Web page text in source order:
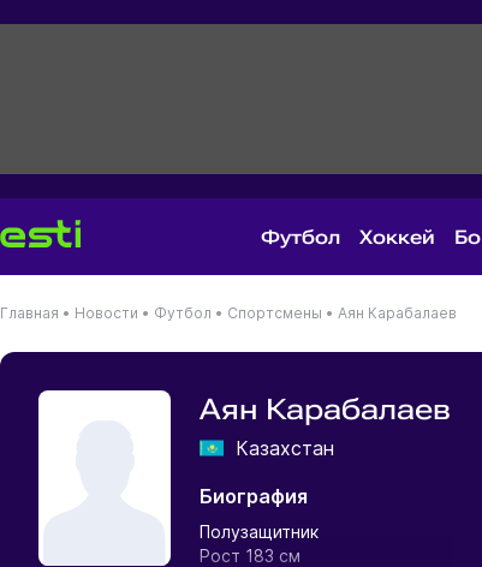
Футбол Хоккей
Главная • Новости • Футбол • Спортсмены • Аян Карабалаев
Аян Карабалаев
Казахстан
Биография
Полузащитник
Рост 183 см